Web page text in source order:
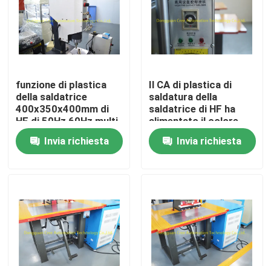
Prodotti
Saldatrice di plastica ultrasonica
Saldatrice di plastica del PVC
Impacchettatrice della bolla
Apparecchio per saldare di radiofrequenza
funzione di plastica
della saldatrice
400x350x400mm di
HF di 50Hz 60Hz multi
Invia richiesta
Il CA di plastica di
saldatura della
saldatrice di HF ha
alimentato il colore
bianco 25KG
Invia richiesta